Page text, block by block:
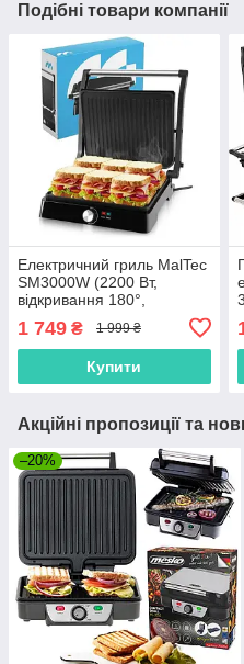
Подібні товари компанії
Електричний гриль MalTec
SM3000W (2200 Вт,
відкривання 180°,
Польща)
1 749 ₴ 1 999 ₴
Купити
Акційні пропозиції та
–20%